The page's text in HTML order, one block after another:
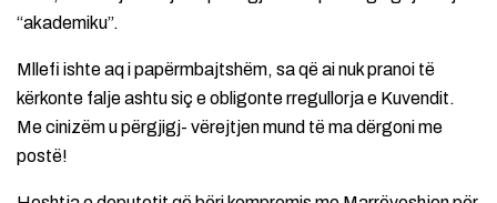
“akademiku”.
Mllefi ishte aq i papërmbajtshëm, sa që ai nuk pranoi të
kërkonte falje ashtu siç e obligonte rregullorja e Kuvendit.
Me cinizëm u përgjigj- vërejtjen mund të ma dërgoni me
postë!